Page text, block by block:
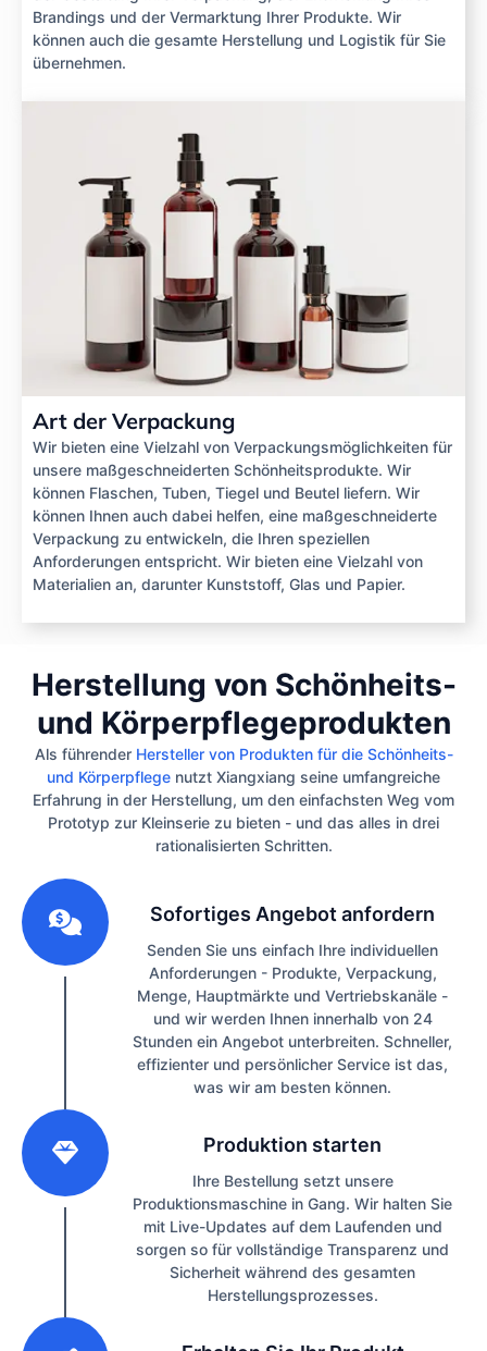
Brandings und der Vermarktung Ihrer Produkte. Wir
können auch die gesamte Herstellung und Logistik für Sie
übernehmen.
Art der Verpackung
Wir bieten eine Vielzahl von Verpackungsmöglichkeiten für
unsere maßgeschneiderten Schönheitsprodukte. Wir
können Flaschen, Tuben, Tiegel und Beutel liefern. Wir
können Ihnen auch dabei helfen, eine maßgeschneiderte
Verpackung zu entwickeln, die Ihren speziellen
Anforderungen entspricht. Wir bieten eine Vielzahl von
Materialien an, darunter Kunststoff, Glas und Papier.
Herstellung von Schönheits-
und Körperpflegeprodukten
Als führender Hersteller von Produkten für die Schönheits-
und Körperpflege nutzt Xiangxiang seine umfangreiche
Erfahrung in der Herstellung, um den einfachsten Weg vom
Prototyp zur Kleinserie zu bieten - und das alles in drei
rationalisierten Schritten.
Sofortiges Angebot anfordern
Senden Sie uns einfach Ihre individuellen
Anforderungen - Produkte, Verpackung,
Menge, Hauptmärkte und Vertriebskanäle -
und wir werden Ihnen innerhalb von 24
Stunden ein Angebot unterbreiten. Schneller,
effizienter und persönlicher Service ist das,
was wir am besten können.
Produktion starten
Ihre Bestellung setzt unsere
Produktionsmaschine in Gang. Wir halten Sie
mit Live-Updates auf dem Laufenden und
sorgen so für vollständige Transparenz und
Sicherheit während des gesamten
Herstellungsprozesses.